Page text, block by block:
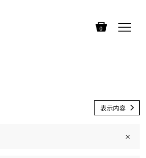
0
表示内容
×